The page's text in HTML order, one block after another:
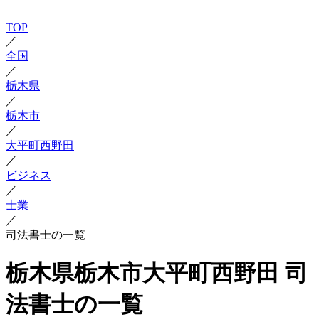
TOP
／
全国
／
栃木県
／
栃木市
／
大平町西野田
／
ビジネス
／
士業
／
司法書士の一覧
栃木県栃木市大平町西野田 司
法書士の一覧